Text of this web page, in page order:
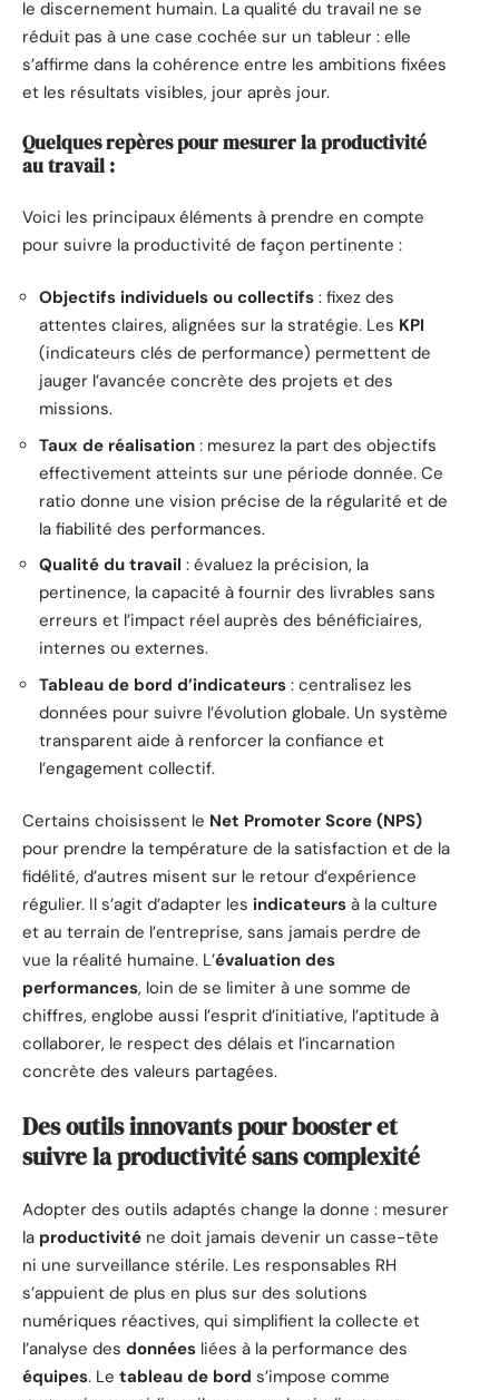
le discernement humain. La qualité du travail ne se
réduit pas à une case cochée sur un tableur : elle
s’affirme dans la cohérence entre les ambitions fixées
et les résultats visibles, jour après jour.
Quelques repères pour mesurer la productivité
au travail :
Voici les principaux éléments à prendre en compte
pour suivre la productivité de façon pertinente :
Objectifs individuels ou collectifs : fixez des
attentes claires, alignées sur la stratégie. Les KPI
(indicateurs clés de performance) permettent de
jauger l’avancée concrète des projets et des
missions.
Taux de réalisation : mesurez la part des objectifs
effectivement atteints sur une période donnée. Ce
ratio donne une vision précise de la régularité et de
la fiabilité des performances.
Qualité du travail : évaluez la précision, la
pertinence, la capacité à fournir des livrables sans
erreurs et l’impact réel auprès des bénéficiaires,
internes ou externes.
Tableau de bord d’indicateurs : centralisez les
données pour suivre l’évolution globale. Un système
transparent aide à renforcer la confiance et
l’engagement collectif.
Certains choisissent le Net Promoter Score (NPS)
pour prendre la température de la satisfaction et de la
fidélité, d’autres misent sur le retour d’expérience
régulier. Il s’agit d’adapter les indicateurs à la culture
et au terrain de l’entreprise, sans jamais perdre de
vue la réalité humaine. L’évaluation des
performances, loin de se limiter à une somme de
chiffres, englobe aussi l’esprit d’initiative, l’aptitude à
collaborer, le respect des délais et l’incarnation
concrète des valeurs partagées.
Des outils innovants pour booster et
suivre la productivité sans complexité
Adopter des outils adaptés change la donne : mesurer
la productivité ne doit jamais devenir un casse-tête
ni une surveillance stérile. Les responsables RH
s’appuient de plus en plus sur des solutions
numériques réactives, qui simplifient la collecte et
l’analyse des données liées à la performance des
équipes. Le tableau de bord s’impose comme